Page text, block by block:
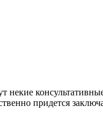
некие
придется